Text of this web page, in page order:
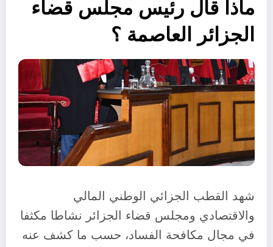
ماذا قال رئيس مجلس قضاء
الجزائر العاصمة ؟
شهد القطب الجزائي الوطني المالي
والاقتصادي ومجلس قضاء الجزائر نشاطا مكثفا
في مجال مكافحة الفساد، حسب ما كشف عنه